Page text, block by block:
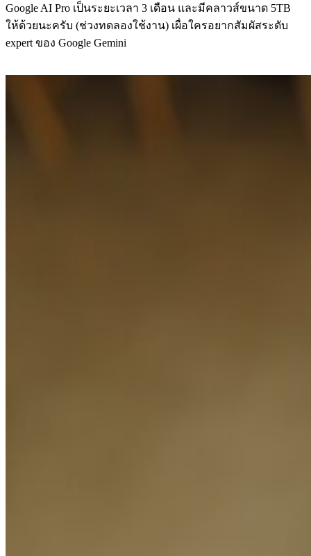
Google AI Pro เป็นระยะเวลา 3 เดือน และมีคลาวส์ขนาด 5TB
ให้ด้วยนะครับ (ช่วงทดลองใช้งาน) เผื่อใครอยากสัมผัสระดับ
expert ของ Google Gemini